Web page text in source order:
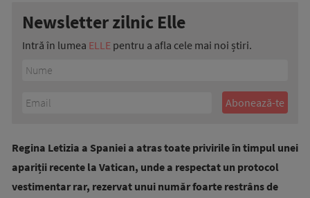
Newsletter zilnic Elle
Intră în lumea ELLE pentru a afla cele mai noi știri.
Regina Letizia a Spaniei a atras toate privirile în timpul unei
apariții recente la Vatican, unde a respectat un protocol
vestimentar rar, rezervat unui număr foarte restrâns de